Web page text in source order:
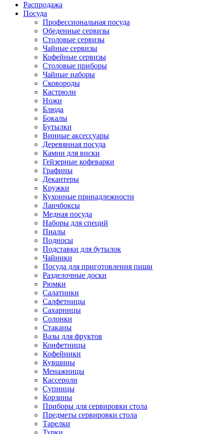
Распродажа
Посуда
Профессиональная посуда
Обеденные сервизы
Столовые сервизы
Чайные сервизы
Кофейные сервизы
Столовые приборы
Чайные наборы
Сковороды
Кастрюли
Ножи
Блюда
Бокалы
Бутылки
Винные аксессуары
Деревянная посуда
Камни для виски
Гейзерные кофеварки
Графины
Декантеры
Кружки
Кухонные принадлежности
Ланчбоксы
Медная посуда
Наборы для специй
Пиалы
Подносы
Подставки для бутылок
Чайники
Посуда для приготовления пищи
Разделочные доски
Рюмки
Салатники
Салфетницы
Сахарницы
Солонки
Стаканы
Вазы для фруктов
Конфетницы
Кофейники
Кувшины
Менажницы
Кассероли
Супницы
Корзины
Приборы для сервировки стола
Предметы сервировки стола
Тарелки
Турки